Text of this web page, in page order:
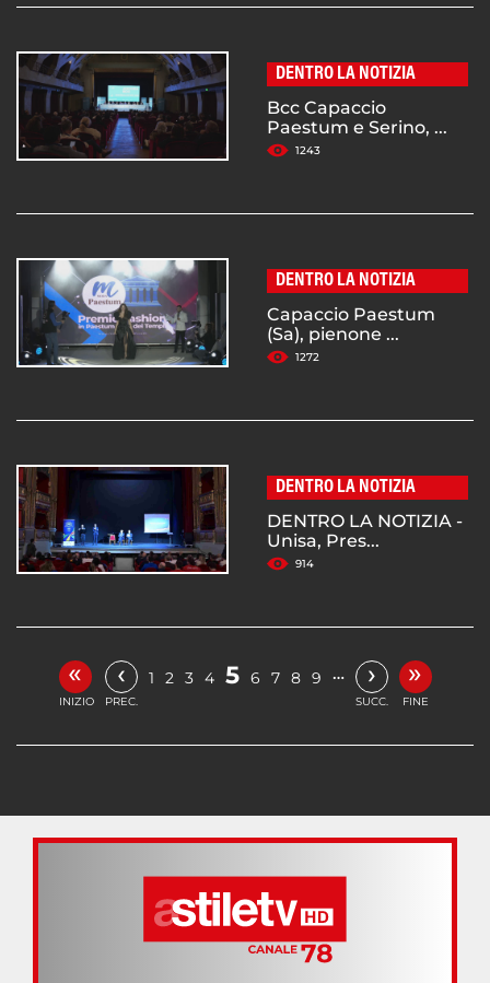
DENTRO LA NOTIZIA
Bcc Capaccio
Paestum e Serino, ...
1243
DENTRO LA NOTIZIA
Capaccio Paestum
(Sa), pienone ...
1272
DENTRO LA NOTIZIA
DENTRO LA NOTIZIA -
Unisa, Pres...
914
«
INIZIO
‹
PREC.
1 2 3 4 5 6 7 8 9 … ›
SUCC.
»
FINE